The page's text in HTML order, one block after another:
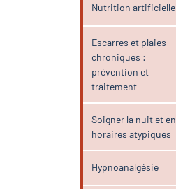
Nutrition artificielle
Escarres et plaies
chroniques :
prévention et
traitement
Soigner la nuit et en
horaires atypiques
Hypnoanalgésie